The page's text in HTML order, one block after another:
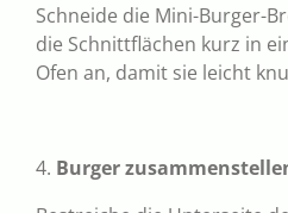
Schneide die Mini-Burger-
die Schnittflächen kurz in
Ofen an, damit sie leicht
4. Burger